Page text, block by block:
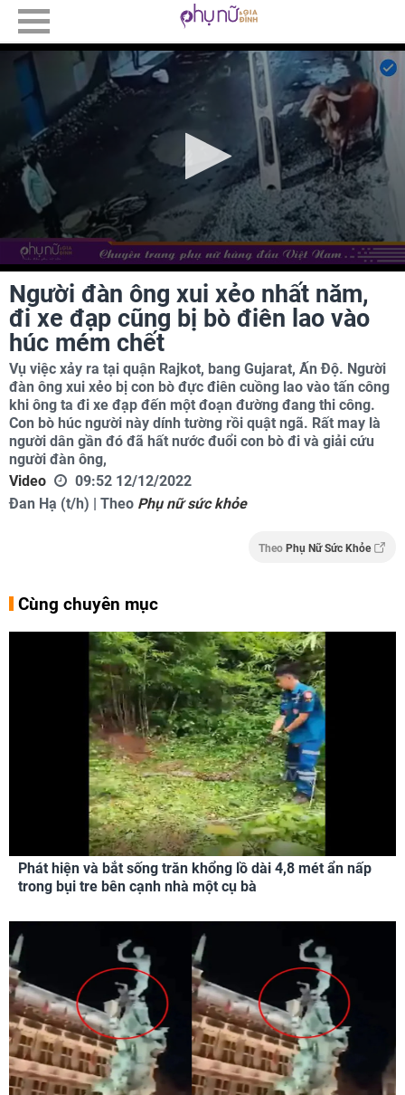
Người đàn ông xui xẻo nhất năm,
đi xe đạp cũng bị bò điên lao vào
húc mém chết
Vụ việc xảy ra tại quận Rajkot, bang Gujarat, Ấn Độ. Người
đàn ông xui xẻo bị con bò đực điên cuồng lao vào tấn công
khi ông ta đi xe đạp đến một đoạn đường đang thi công.
Con bò húc người này dính tường rồi quật ngã. Rất may là
người dân gần đó đã hất nước đuổi con bò đi và giải cứu
người đàn ông,
Video
09:52 12/12/2022
Đan Hạ (t/h) | Theo Phụ nữ sức khỏe
Theo Phụ Nữ Sức Khỏe
Cùng chuyên mục
Phát hiện và bắt sống trăn khổng lồ dài 4,8 mét ẩn nấp
trong bụi tre bên cạnh nhà một cụ bà